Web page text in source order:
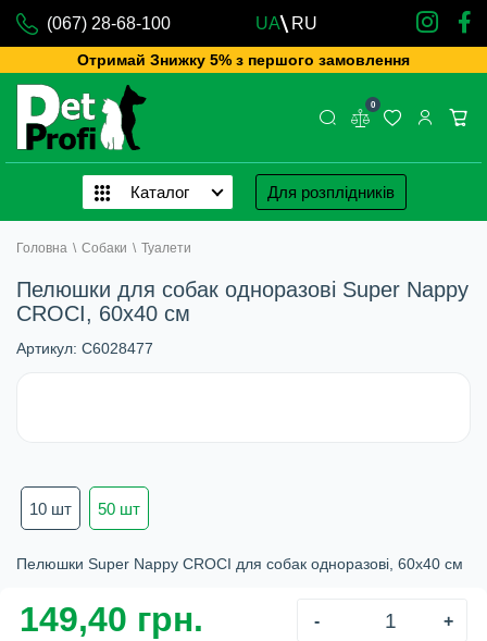
(067) 28-68-100 UA RU
Отримай Знижку 5% з першого замовлення
0
Каталог Для розплідників
Головна \ Собаки \ Туалети
Пелюшки для собак одноразові Super Nappy
CROCI, 60х40 см
Артикул: C6028477
10 шт 50 шт
Пелюшки Super Nappy CROCI для собак одноразові, 60х40 см
149,40 грн. - +